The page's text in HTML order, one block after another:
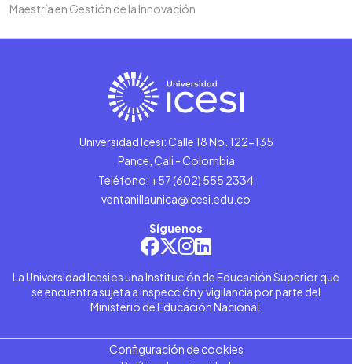
Maestría en Gestión de la Innovación
Universidad Icesi: Calle 18 No. 122-135
Pance, Cali - Colombia
Teléfono: +57 (602) 555 2334
ventanillaunica@icesi.edu.co
Síguenos
La Universidad Icesi es una Institución de Educación Superior que
se encuentra sujeta a inspección y vigilancia por parte del
Ministerio de Educación Nacional.
Configuración de cookies